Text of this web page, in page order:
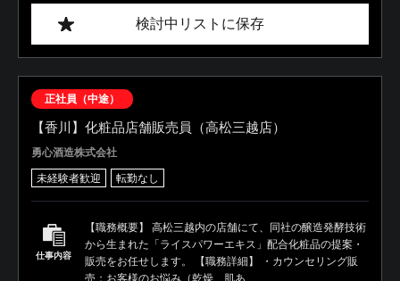
検討中リストに保存
正社員（中途）
【香川】化粧品店舗販売員（高松三越店）
勇心酒造株式会社
未経験者歓迎 転勤なし
仕事内容
【職務概要】 高松三越内の店舗にて、同社の醸造発酵技術
から生まれた「ライスパワーエキス」配合化粧品の提案・
販売をお任せします。 【職務詳細】 ・カウンセリング販
売：お客様のお悩み（乾燥、肌あ...